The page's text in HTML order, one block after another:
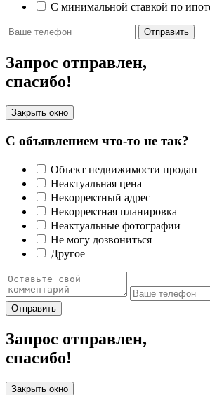
С минимальной ставкой по
Отправить
Запрос отправлен,
спасибо!
Закрыть окно
С объявлением что-то не так?
Объект недвижимости продан
Неактуальная цена
Некорректный адрес
Некорректная планировка
Неактуальные фотографии
Не могу дозвониться
Другое
Отправить
Запрос отправлен,
спасибо!
Закрыть окно